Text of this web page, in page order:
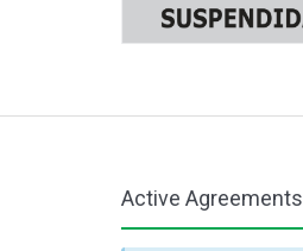
Active Agreements